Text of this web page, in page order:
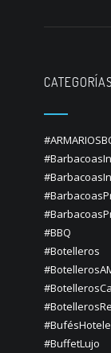
CATEGORÍAS
#BBQ
#Botelleros
#BuffetLujo